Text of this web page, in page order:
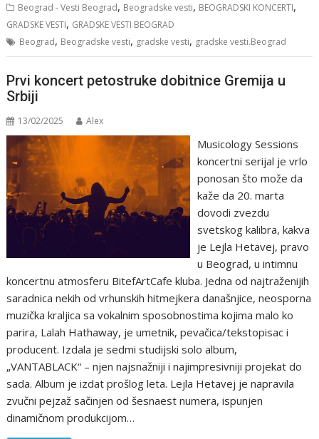
Beograd - Vesti Beograd, Beogradske vesti, BEOGRADSKI KONCERTI,
GRADSKE VESTI, GRADSKE VESTI BEOGRAD
Beograd, Beogradske vesti, gradske vesti, gradske vesti.Beograd
Prvi koncert petostruke dobitnice Gremija u
Srbiji
13/02/2025 Alex
Musicology Sessions
koncertni serijal je vrlo
ponosan što može da
kaže da 20. marta
dovodi zvezdu
svetskog kalibra, kakva
je Lejla Hetavej, pravo
u Beograd, u intimnu
koncertnu atmosferu BitefArtCafe kluba. Jedna od najtraženijih
saradnica nekih od vrhunskih hitmejkera današnjice, neosporna
muzička kraljica sa vokalnim sposobnostima kojima malo ko
parira, Lalah Hathaway, je umetnik, pevačica/tekstopisac i
producent. Izdala je sedmi studijski solo album,
„VANTABLACK“ – njen najsnažniji i najimpresivniji projekat do
sada. Album je izdat prošlog leta. Lejla Hetavej je napravila
zvučni pejzaž sačinjen od šesnaest numera, ispunjen
dinamičnom produkcijom…